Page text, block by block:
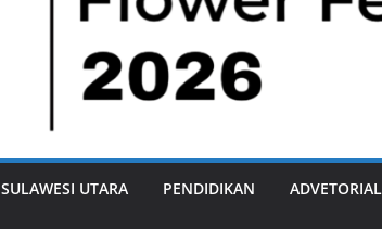
SULAWESI UTARA PENDIDIKAN ADVETORIAL